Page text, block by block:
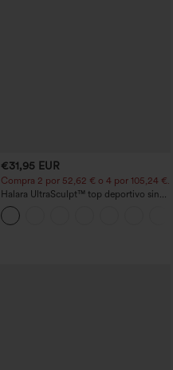
€31,95 EUR
Compra 2 por 52,62 € o 4 por 105,24 €.
Halara UltraSculpt™ top deportivo sin
mangas con escote redondo y bajo
curvo